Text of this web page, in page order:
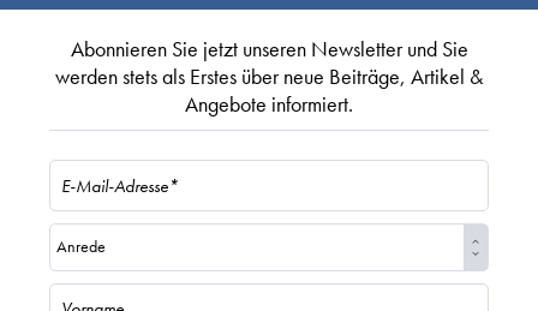
Abonnieren Sie jetzt unseren Newsletter und Sie
werden stets als Erstes über neue Beiträge, Artikel &
Angebote informiert.